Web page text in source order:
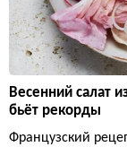
Весенний салат
бьёт рекорды
Французский